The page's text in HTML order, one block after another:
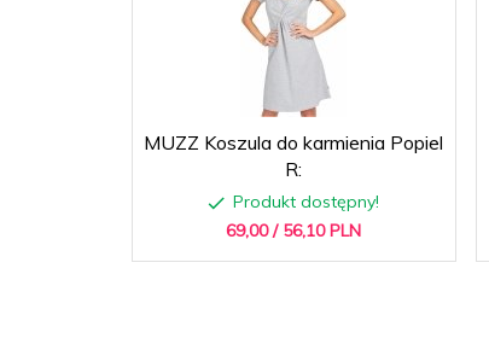
MUZZ Koszula do karmienia Popiel
R:
Produkt dostępny!
69,00 / 56,10 PLN